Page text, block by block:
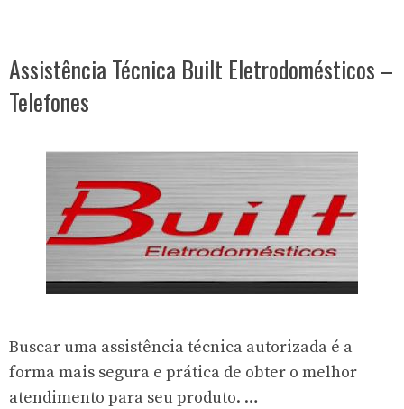
Assistência Técnica Built Eletrodomésticos –
Telefones
Buscar uma assistência técnica autorizada é a
forma mais segura e prática de obter o melhor
atendimento para seu produto. …